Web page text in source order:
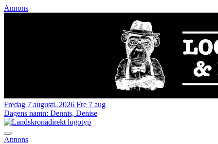
Annons
Fredag 7 augusti, 2026 Fre 7 aug
Dagens namn: Dennis, Denise
Annons